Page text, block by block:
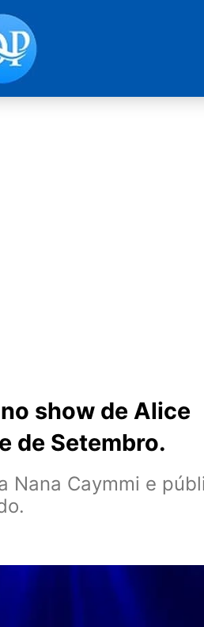
show de Alice
de Setembro.
Nana Caymmi e